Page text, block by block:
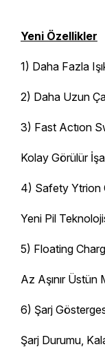
Yeni Özellikler
1) Daha Fazla
2) Daha Uzun
3) Fast Actıon
Kolay Görülür
4) Safety Ytrion
Yeni Pil
5) Floating
Az Aşınır
6) Şarj
Şarj Durumu,